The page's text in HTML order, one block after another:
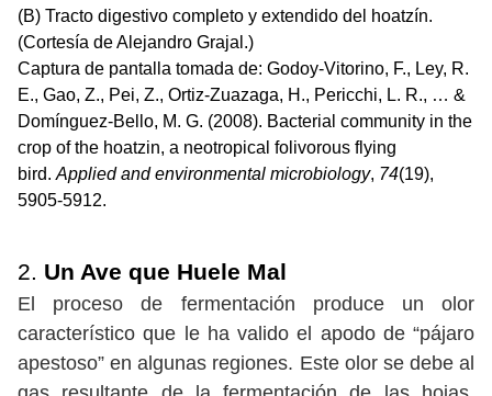
(B) Tracto digestivo completo y extendido del hoatzín.
(Cortesía de Alejandro Grajal.)
Captura de pantalla tomada de: Godoy-Vitorino, F., Ley, R.
E., Gao, Z., Pei, Z., Ortiz-Zuazaga, H., Pericchi, L. R., … &
Domínguez-Bello, M. G. (2008). Bacterial community in the
crop of the hoatzin, a neotropical folivorous flying
bird. Applied and environmental microbiology, 74(19),
5905-5912.
2. Un Ave que Huele Mal
El proceso de fermentación produce un olor
característico que le ha valido el apodo de “pájaro
apestoso” en algunas regiones. Este olor se debe al